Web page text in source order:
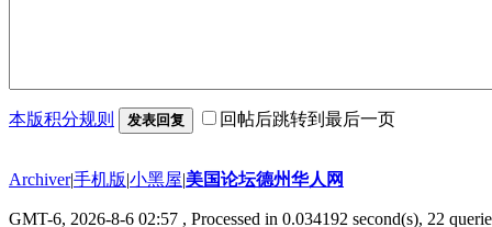
本版积分规则 发表回复 回帖后跳转到最后一页
Archiver|手机版|小黑屋|美国论坛德州华人网
GMT-6, 2026-8-6 02:57 , Processed in 0.034192 second(s), 22